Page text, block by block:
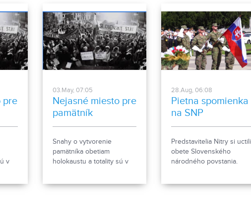
pre
v
03.May, 07:05
Nejasné miesto pre
pamätník
Snahy o vytvorenie
pamätníka obetiam
holokaustu a totality sú v
28.Aug, 06:08
Pietna spomienka
na SNP
Predstavitelia Nitry si uctili
obete Slovenského
národného povstania.